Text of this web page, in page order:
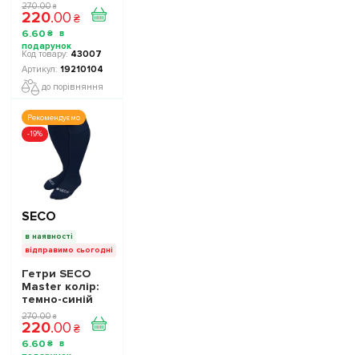
270.00 ₴
220.00 ₴
6.60 ₴
43007
19210104
до порівняння
Рекомендуємо
-19%
SECO
в наявності
відправимо сьогодні
Гетри SECO
Master колір:
темно-синій
270.00 ₴
220.00 ₴
6.60 ₴